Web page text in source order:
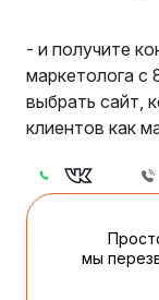
- и получите
маркетолога
выбрать сайт,
клиентов как
мы